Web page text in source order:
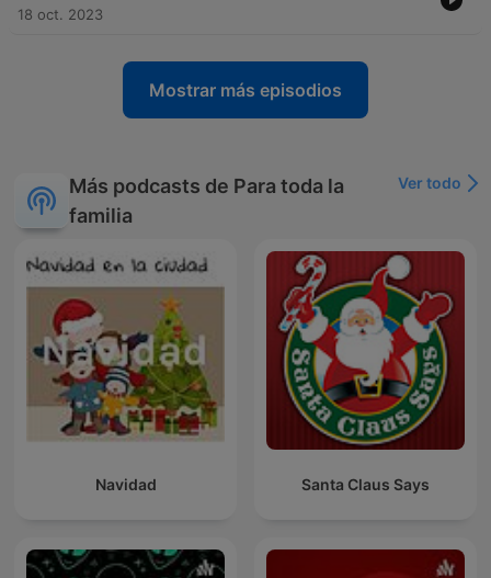
18 oct. 2023
Mostrar más episodios
Más podcasts de Para toda la
familia
Ver todo
Navidad Santa Claus Says